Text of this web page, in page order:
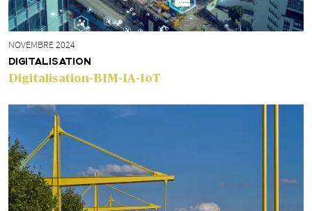
NOVEMBRE 2024
DIGITALISATION
Digitalisation-BIM-IA-IoT